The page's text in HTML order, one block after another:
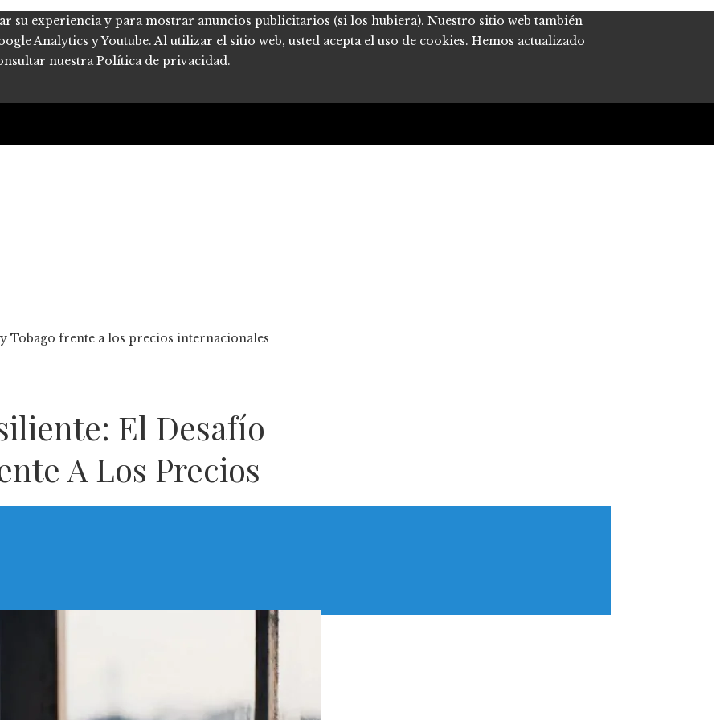
su experiencia y para mostrar anuncios publicitarios (si los hubiera). Nuestro sitio web también
Analytics y Youtube. Al utilizar el sitio web, usted acepta el uso de cookies. Hemos actualizado
nuestra Política de privacidad.
Tobago frente a los precios internacionales
El Desafío
A Los Precios